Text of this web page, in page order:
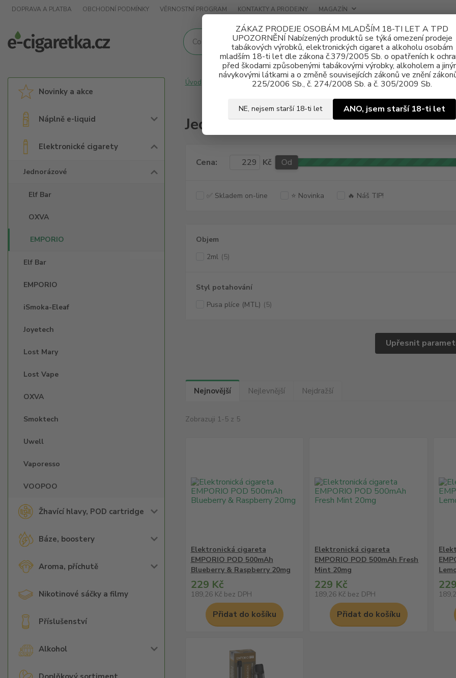
ZÁKAZ PRODEJE OSOBÁM MLADŠÍM 18-TI LET A TPD
UPOZORNĚNÍ Nabízených produktů se týká omezení prodeje
tabákových výrobků, elektronických cigaret a alkoholu osobám
mladším 18-ti let dle zákona č.379/2005 Sb. o opatřeních k
před škodami způsobenými tabákovými výrobky, alkoholem a
návykovými látkami a o změně souvisejících zákonů ve znění
225/2006 Sb., č. 274/2008 Sb. a č. 305/2009 Sb.
NE, nejsem starší 18-ti let ANO, jsem starší 18-ti let
DOPRAVA A PLATBA OBCHODNÍ PODMÍNKY VĚRNOSTNÍ PROGRAM KONTAKTY A PRODEJNY MAGAZÍN
Novinky a akce
Náplně e-liquid
Elektronické cigarety
Jednorázové
Elf Bar
OXVA
EMPORIO
Elf Bar
EMPORIO
iSmoka-Eleaf
Joyetech
Lost Mary
Lost Vape
OXVA
Smoktech
Uwell
Vaporesso
VOOPOO
Žhavící hlavy, POD cartridge
Báze, boostery
Aroma, příchutě
Nikotinové sáčky a filmy
Příslušenství
Alkohol
Úvod Elektronické cigarety Jednorázové EMPORIO
Jednorázové elektronické cigarety
Upřesnit
Cena: Kč Od
✅ Skladem on-line ⭐ Novinka 🔥 Náš TIP!
Objem
2ml (5)
Styl potahování
Pusa plíce (MTL) (5)
Nejnovější Nejlevnější Nejdražší
Zobrazuji 1-5 z 5
Elektronická cigareta
EMPORIO POD 500mAh
Blueberry & Raspberry 20mg
229 Kč
189,26 Kč bez DPH
Přidat do košíku
Elektronická cigareta
EMPORIO POD 500mAh Fresh
Mint 20mg
229 Kč
189,26 Kč bez DPH
Přidat do košíku